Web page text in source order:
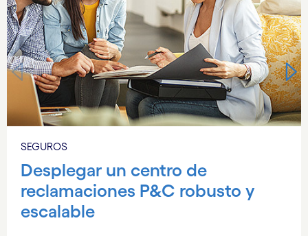
SEGUROS
Desplegar un centro de
reclamaciones P&C robusto y
escalable